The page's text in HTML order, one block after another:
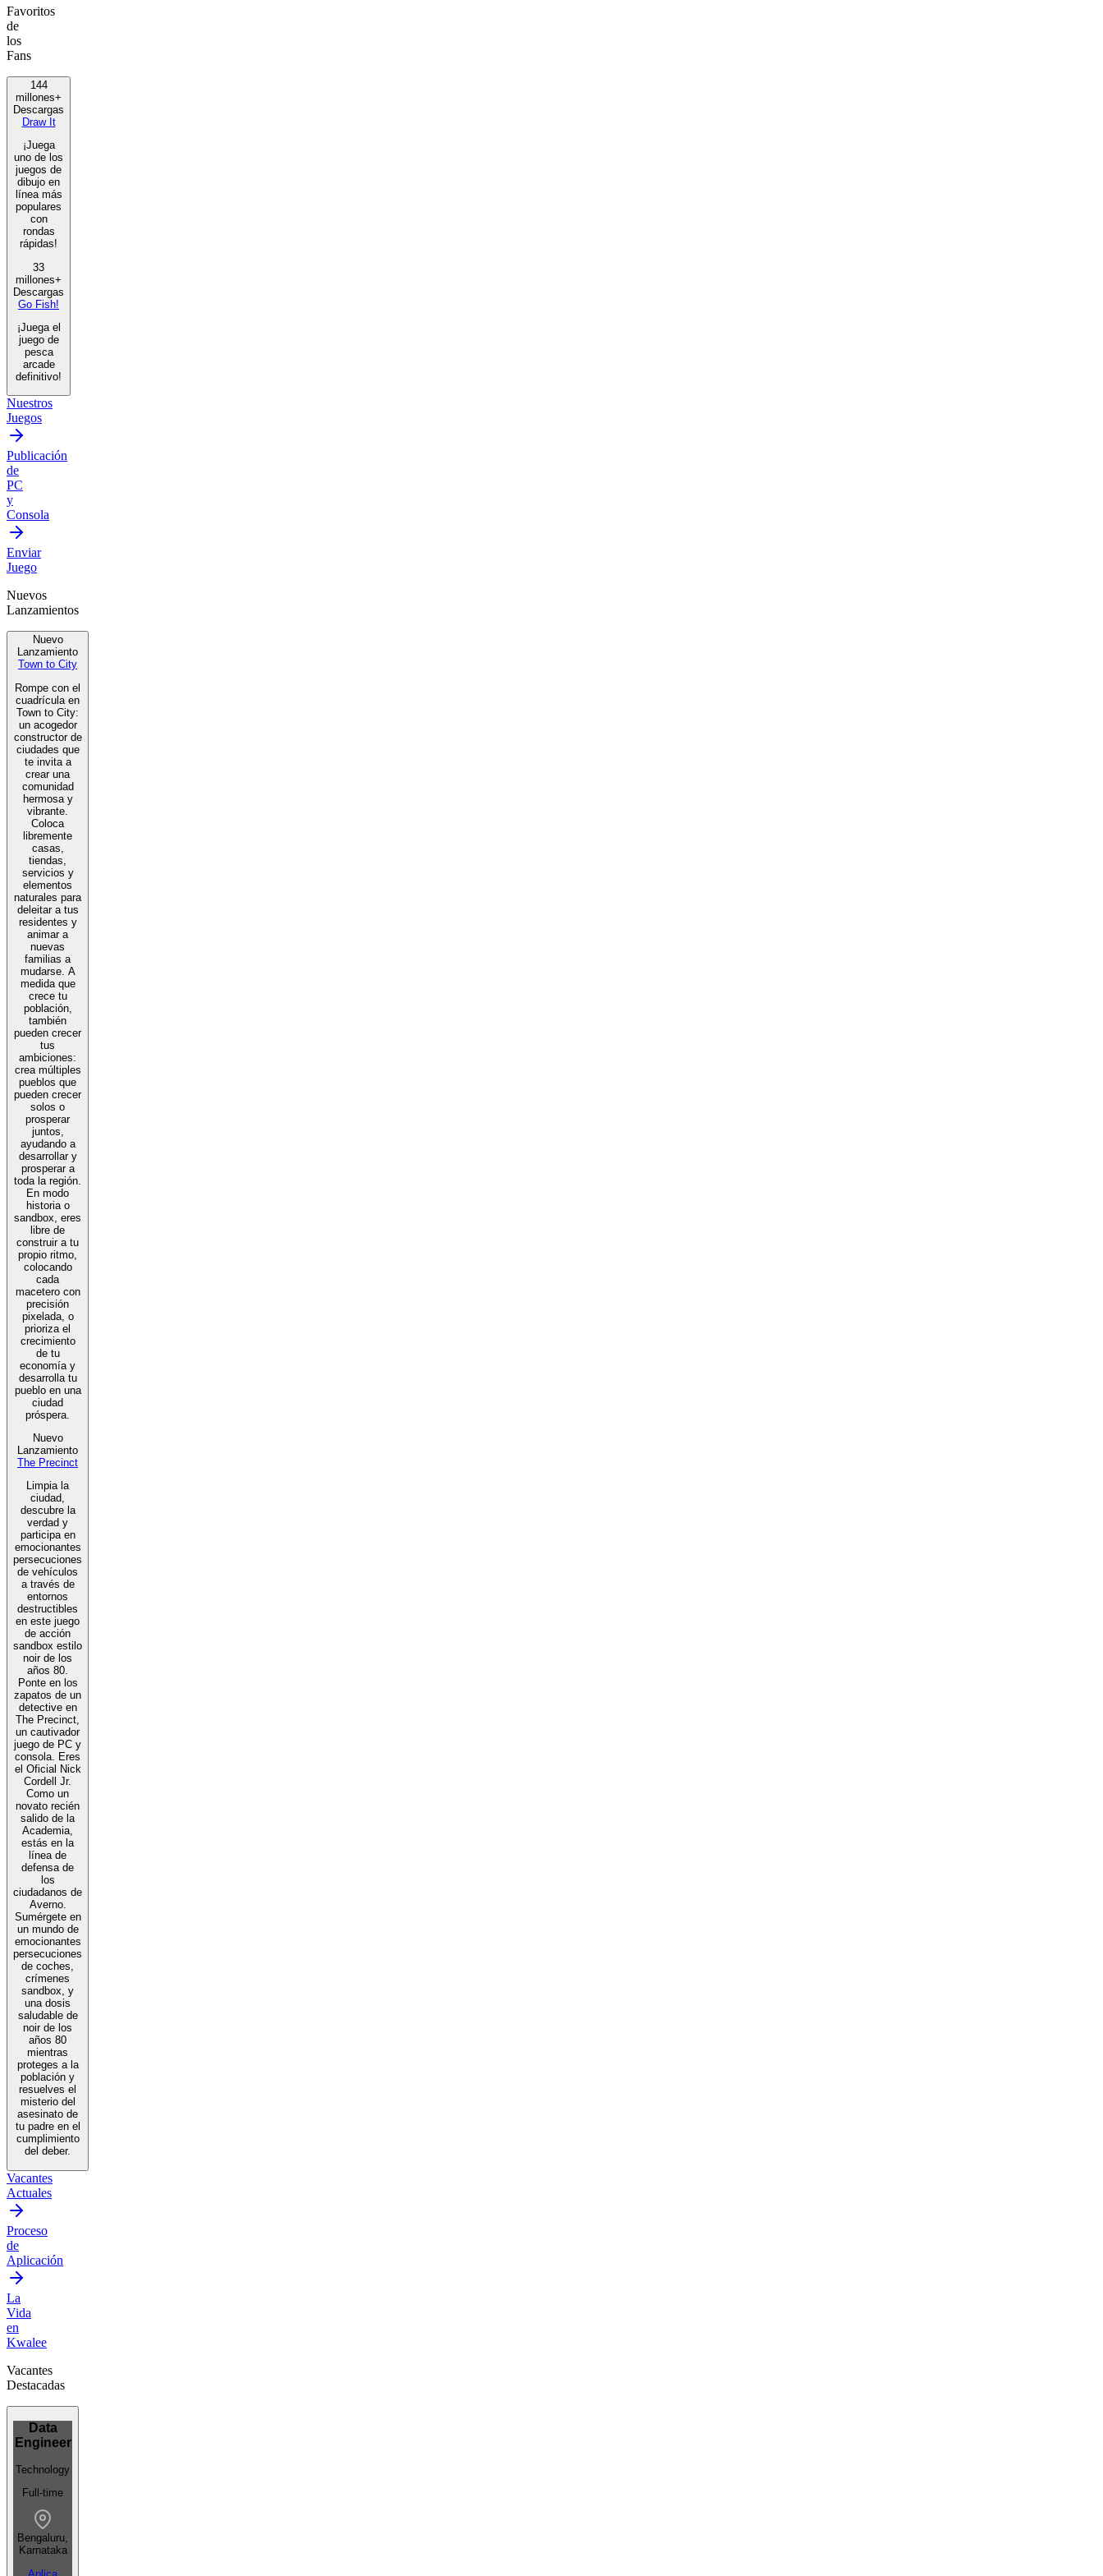
Favoritos
de
los
Fans
144
millones+
Descargas
Draw It
¡Juega
uno de los
juegos de
dibujo en
línea más
populares
con
rondas
rápidas!
33
millones+
Descargas
Go Fish!
¡Juega el
juego de
pesca
arcade
definitivo!
Nuestros
Juegos
Publicación
de
PC
y
Consola
Enviar
Juego
Nuevos
Lanzamientos
Nuevo
Lanzamiento
Town to City
Rompe con el
cuadrícula en
Town to City:
un acogedor
constructor de
ciudades que
te invita a
crear una
comunidad
hermosa y
vibrante.
Coloca
libremente
casas,
tiendas,
servicios y
elementos
naturales para
deleitar a tus
residentes y
animar a
nuevas
familias a
mudarse. A
medida que
crece tu
población,
también
pueden crecer
tus
ambiciones:
crea múltiples
pueblos que
pueden crecer
solos o
prosperar
juntos,
ayudando a
desarrollar y
prosperar a
toda la región.
En modo
historia o
sandbox, eres
libre de
construir a tu
propio ritmo,
colocando
cada
macetero con
precisión
pixelada, o
prioriza el
crecimiento
de tu
economía y
desarrolla tu
pueblo en una
ciudad
próspera.
Nuevo
Lanzamiento
The Precinct
Limpia la
ciudad,
descubre la
verdad y
participa en
emocionantes
persecuciones
de vehículos
a través de
entornos
destructibles
en este juego
de acción
sandbox estilo
noir de los
años 80.
Ponte en los
zapatos de un
detective en
The Precinct,
un cautivador
juego de PC y
consola. Eres
el Oficial Nick
Cordell Jr.
Como un
novato recién
salido de la
Academia,
estás en la
línea de
defensa de
los
ciudadanos de
Averno.
Sumérgete en
un mundo de
emocionantes
persecuciones
de coches,
crímenes
sandbox, y
una dosis
saludable de
noir de los
años 80
mientras
proteges a la
población y
resuelves el
misterio del
asesinato de
tu padre en el
cumplimiento
del deber.
Vacantes
Actuales
Proceso
de
Aplicación
La
Vida
en
Kwalee
Vacantes
Destacadas
Data
Engineer
Technology
Full-time
Bengaluru,
Karnataka